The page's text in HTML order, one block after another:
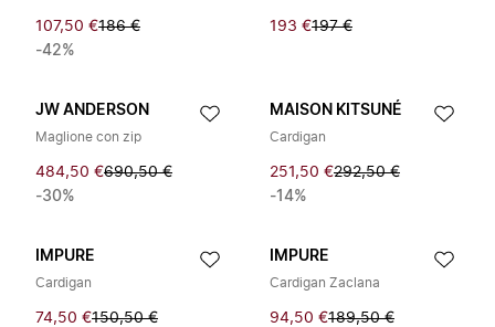
107,50 €186 €
-42%
193 €197 €
JW ANDERSON
Maglione con zip
484,50 €690,50 €
-30%
MAISON KITSUNÉ
Cardigan
251,50 €292,50 €
-14%
IMPURE
Cardigan
74,50 €150,50 €
IMPURE
Cardigan Zaclana
94,50 €189,50 €